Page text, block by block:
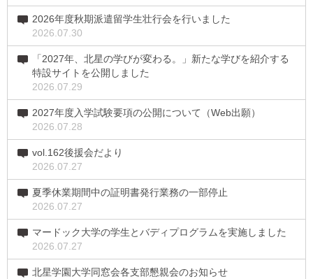
2026年度秋期派遣留学生壮行会を行いました
2026.07.30
「2027年、北星の学びが変わる。」新たな学びを紹介する
特設サイトを公開しました
2026.07.29
2027年度入学試験要項の公開について（Web出願）
2026.07.28
vol.162後援会だより
2026.07.27
夏季休業期間中の証明書発行業務の一部停止
2026.07.27
マードック大学の学生とバディプログラムを実施しました
2026.07.27
北星学園大学同窓会各支部懇親会のお知らせ